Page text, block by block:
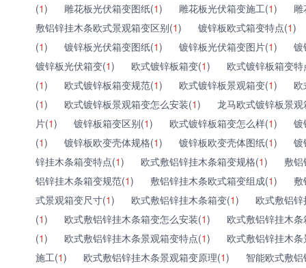
(1) 雕花板光伏箱变图纸(1) 雕花板光伏箱变施工(1)
敷铝锌挂木条欧式景观箱变区别(1) 镀锌板欧式箱变特点(1)
(1) 镀锌板光伏箱变图纸(1) 镀锌板光伏箱变图片(1)
镀
镀锌板光伏箱变(1) 欧式镀锌板箱变(1)
欧式镀锌板箱变特
(1) 欧式镀锌板箱变规范(1) 欧式镀锌板景观箱变(1)
欧
(1) 欧式镀锌板景观箱变怎么安装(1)
龙马欧式镀锌板景
片(1) 镀锌板箱变区别(1) 欧式镀锌板箱变怎么样(1)
镀
(1) 镀锌板欧变壳体规格(1) 镀锌板欧变壳体图纸(1)
镀
锌挂木条箱变特点(1) 欧式敷铝锌挂木条箱变规格(1)
敷
铝锌挂木条箱变规范(1) 敷铝锌挂木条欧式箱变组成(1)
式景观箱变尺寸(1) 欧式敷铝锌挂木条箱变(1)
欧式敷铝
(1) 欧式敷铝锌挂木条箱变怎么安装(1)
欧式敷铝锌挂木
(1) 欧式敷铝锌挂木条景观箱变特点(1)
欧式敷铝锌挂木
施工(1) 欧式敷铝锌挂木条景观箱变原理(1)
智能欧式敷